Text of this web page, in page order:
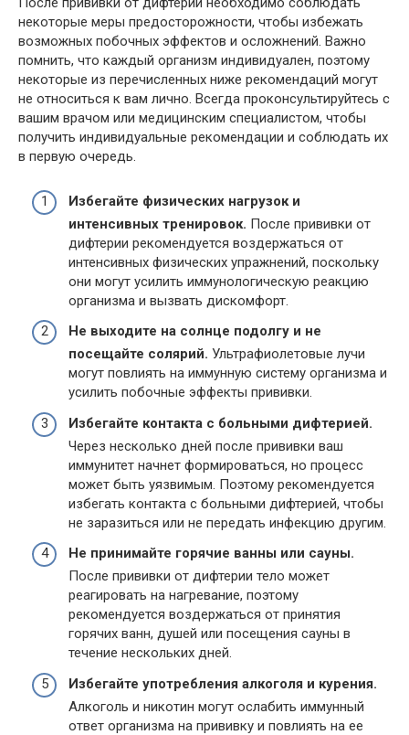
некоторые меры предосторожности, чтобы избежать
возможных побочных эффектов и осложнений. Важно
помнить, что каждый организм индивидуален, поэтому
некоторые из перечисленных ниже рекомендаций могут
не относиться к вам лично. Всегда проконсультируйтесь с
вашим врачом или медицинским специалистом, чтобы
получить индивидуальные рекомендации и соблюдать их
в первую очередь.
Избегайте физических нагрузок и
интенсивных тренировок. После прививки от
дифтерии рекомендуется воздержаться от
интенсивных физических упражнений, поскольку
они могут усилить иммунологическую реакцию
организма и вызвать дискомфорт.
Не выходите на солнце подолгу и не
посещайте солярий. Ультрафиолетовые лучи
могут повлиять на иммунную систему организма и
усилить побочные эффекты прививки.
Избегайте контакта с больными дифтерией.
Через несколько дней после прививки ваш
иммунитет начнет формироваться, но процесс
может быть уязвимым. Поэтому рекомендуется
избегать контакта с больными дифтерией, чтобы
не заразиться или не передать инфекцию другим.
Не принимайте горячие ванны или сауны.
После прививки от дифтерии тело может
реагировать на нагревание, поэтому
рекомендуется воздержаться от принятия
горячих ванн, душей или посещения сауны в
течение нескольких дней.
Избегайте употребления алкоголя и курения.
Алкоголь и никотин могут ослабить иммунный
ответ организма на прививку и повлиять на ее